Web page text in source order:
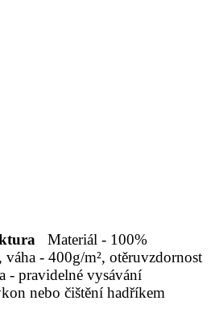
Materiál - 100%
- 400g/m², otěruvzdornost
- pravidelné vysávání
nebo čištění hadříkem